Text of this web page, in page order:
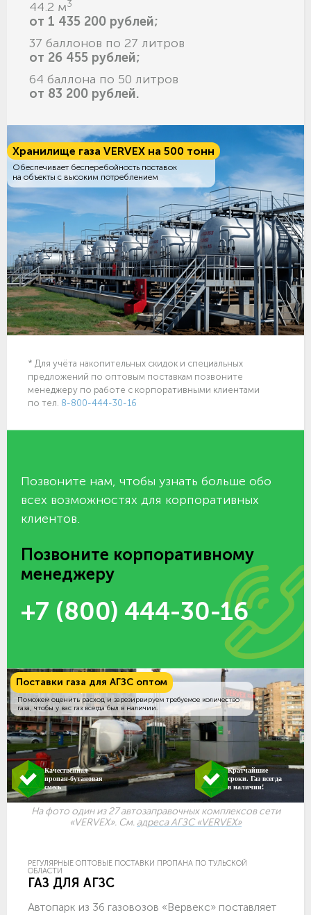
44.2 м3
от 1 435 200 рублей;
37 баллонов по 27 литров
от 26 455 рублей;
64 баллона по 50 литров
от 83 200 рублей.
Хранилище газа VERVEX на 500 тонн
Обеспечивает бесперебойность поставок
на объекты с высоким потреблением
* Для учёта накопительных скидок и специальных
предложений по оптовым поставкам позвоните
менеджеру по работе с корпоративными клиентами
по тел. 8-800-444-30-16
Позвоните нам, чтобы узнать больше обо
всех возможностях для корпоративных
клиентов.
Позвоните корпоративному
менеджеру
+7 (800) 444-30-16
Поставки газа для АГЗС оптом
Поможем оценить расход и зарезирвируем требуемое количество
газа, чтобы у вас газ всегда был в наличии.
Качественная
пропан-бутановая
смесь
Кратчайшие
сроки. Газ всегда
в наличии!
На фото один из 27 автозаправочных комплексов сети
«VERVEX». См. адреса АГЗС «VERVEX»
РЕГУЛЯРНЫЕ ОПТОВЫЕ ПОСТАВКИ ПРОПАНА ПО ТУЛЬСКОЙ
ОБЛАСТИ
ГАЗ ДЛЯ АГЗС
Автопарк из 36 газовозов «Вервекс» поставляет